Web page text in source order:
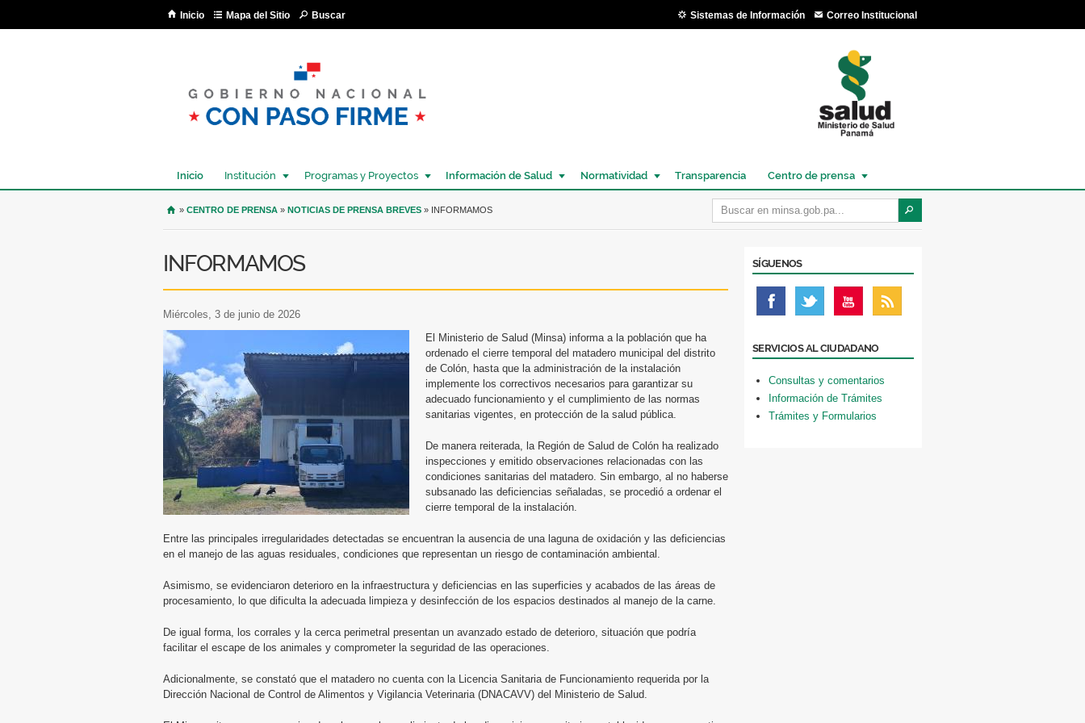
Inicio Mapa del Sitio Buscar Sistemas de Información Correo Institucional
Inicio Institución Programas y Proyectos Información de Salud Normatividad Transparencia Centro de prensa
USTED SE ENCUENTRA AQUÍ
» CENTRO DE PRENSA » NOTICIAS DE PRENSA BREVES » INFORMAMOS
INFORMAMOS
miércoles, 3 de junio de 2026
El Ministerio de Salud (Minsa) informa a la población que ha
ordenado el cierre temporal del matadero municipal del distrito
de Colón, hasta que la administración de la instalación
implemente los correctivos necesarios para garantizar su
adecuado funcionamiento y el cumplimiento de las normas
sanitarias vigentes, en protección de la salud pública.
De manera reiterada, la Región de Salud de Colón ha realizado
inspecciones y emitido observaciones relacionadas con las
condiciones sanitarias del matadero. Sin embargo, al no haberse
subsanado las deficiencias señaladas, se procedió a ordenar el
cierre temporal de la instalación.
Entre las principales irregularidades detectadas se encuentran la ausencia de una laguna de oxidación y las deficiencias
en el manejo de las aguas residuales, condiciones que representan un riesgo de contaminación ambiental.
Asimismo, se evidenciaron deterioro en la infraestructura y deficiencias en las superficies y acabados de las áreas de
procesamiento, lo que dificulta la adecuada limpieza y desinfección de los espacios destinados al manejo de la carne.
De igual forma, los corrales y la cerca perimetral presentan un avanzado estado de deterioro, situación que podría
facilitar el escape de los animales y comprometer la seguridad de las operaciones.
Adicionalmente, se constató que el matadero no cuenta con la Licencia Sanitaria de Funcionamiento requerida por la
Dirección Nacional de Control de Alimentos y Vigilancia Veterinaria (DNACAVV) del Ministerio de Salud.
SÍGUENOS
SERVICIOS AL CIUDADANO
Consultas y comentarios
Información de Trámites
Trámites y Formularios